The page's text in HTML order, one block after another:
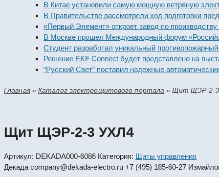
В Китае установили самую мощную ветряную
В Правительстве рассмотрели ход подготовки
«Первый Элемент» откроет завод по производству
В Москве прошел Международный форум «Российская
Студент разработал уникальный противопожарный
Решение EKF Connect будет представлено на
“Русский Свет” поставил надежные автоматические
Главная»Каталог электрощитового портала »Щит ЩЭР-2-
Щит ЩЭР-2-3 УХЛ4
Артикул: DEKADA000-6086 Категория: Щиты управления
Декада company@dekada-electro.ru +7 (495) 185-60-27